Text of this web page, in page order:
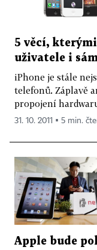
5 věcí,
uživatele i
iPhone je stále
telefonů. Záplavě
propojení
31. 10. 2011 ▪ 5 min.
Apple bude